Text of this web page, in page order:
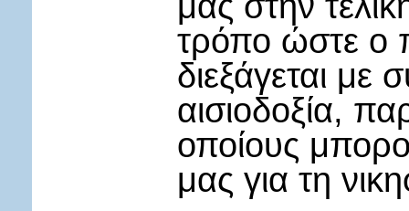
τρόπο ώστε ο
διεξάγεται
αισιοδοξία,
οποίους
μας για τη